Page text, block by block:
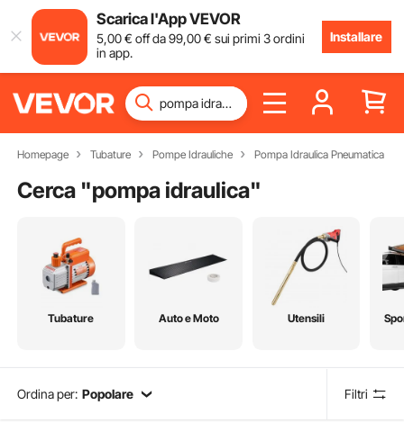
Scarica l'App VEVOR
5,00€ off da99,00€ sui primi 3 ordini
in app.
Installare
Homepage Tubature Pompe Idrauliche Pompa Idraulica Pneumatica
Cerca "pompa idraulica"
Tubature Auto e Moto Utensili
Ordina per: Popolare Filtri